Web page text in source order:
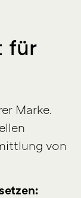
für
Marke.
von